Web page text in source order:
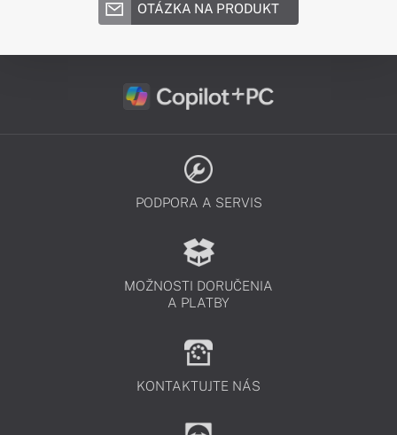
OTÁZKA NA PRODUKT
PODPORA A SERVIS
MOŽNOSTI DORUČENIA
A PLATBY
KONTAKTUJTE NÁS